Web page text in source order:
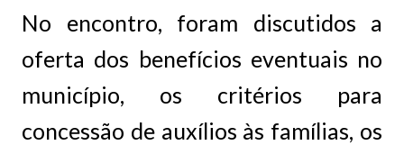
No encontro, foram discutidos a
oferta dos benefícios eventuais no
município, os critérios para
concessão de auxílios às famílias, os